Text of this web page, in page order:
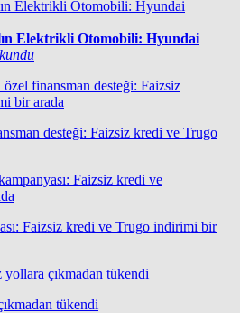
Elektrikli Otomobili: Hyundai
desteği: Faizsiz kredi ve Trugo
Faizsiz kredi ve Trugo indirimi bir
tükendi